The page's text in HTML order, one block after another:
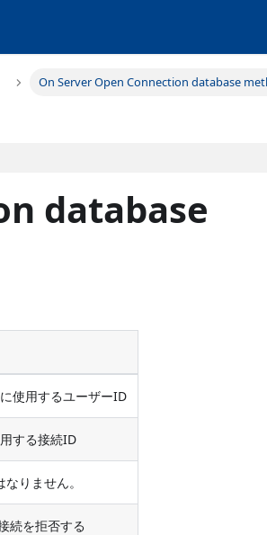
On Server Open Connection database
database
使用するユーザーID
する接続ID
りません。
続を拒否する